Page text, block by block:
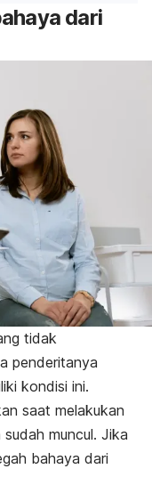
dari
tidak
penderitanya
kondisi ini.
saat melakukan
muncul. Jika
bahaya dari